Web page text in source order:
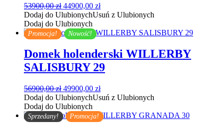
53900,00zł Pierwotna
cena
wynosiła:
53900,00 zł.
44900,00 złAktualna
cena
44900,00 zł.
Dodaj do UlubionychUsuń z Ulubionych
Dodaj do Ulubionych
Promocja! Nowość!
Domek holenderski WILLERBY
SALISBURY 29
56900,00zł Pierwotna
cena
wynosiła:
56900,00 zł.
49900,00 złAktualna
cena
49900,00 zł.
Dodaj do UlubionychUsuń z Ulubionych
Dodaj do Ulubionych
Sprzedany! Promocja!